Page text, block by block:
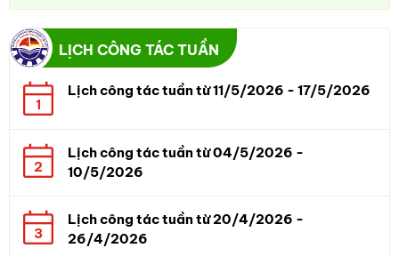
LỊCH CÔNG TÁC TUẦN
1
Lịch công tác tuần từ 11/5/2026 - 17/5/2026
2
Lịch công tác tuần từ 04/5/2026 -
10/5/2026
3
Lịch công tác tuần từ 20/4/2026 -
26/4/2026